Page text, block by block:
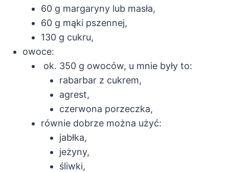
60 g margaryny lub masła,
60 g mąki pszennej,
130 g cukru,
owoce:
ok. 350 g owoców, u mnie były to:
rabarbar z cukrem,
agrest,
czerwona porzeczka,
równie dobrze można użyć:
jabłka,
jeżyny,
śliwki,